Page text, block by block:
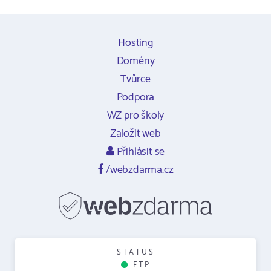
Hosting
Domény
Tvůrce
Podpora
WZ pro školy
Založit web
Přihlásit se
/webzdarma.cz
STATUS
FTP